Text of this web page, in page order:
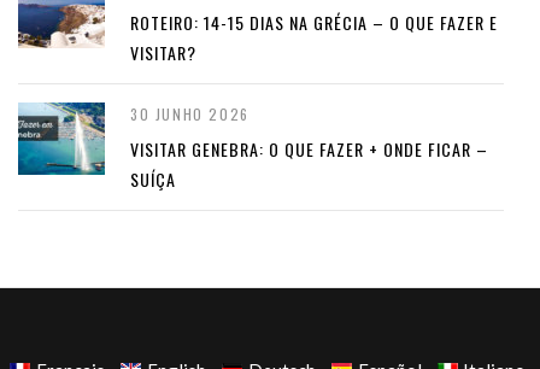
ROTEIRO: 14-15 DIAS NA GRÉCIA – O QUE FAZER E
VISITAR?
30 JUNHO 2026
VISITAR GENEBRA: O QUE FAZER + ONDE FICAR –
SUÍÇA